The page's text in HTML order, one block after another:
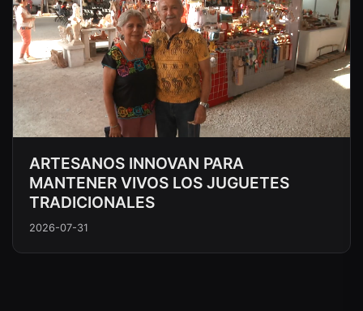
ARTESANOS INNOVAN PARA
MANTENER VIVOS LOS JUGUETES
TRADICIONALES
2026-07-31